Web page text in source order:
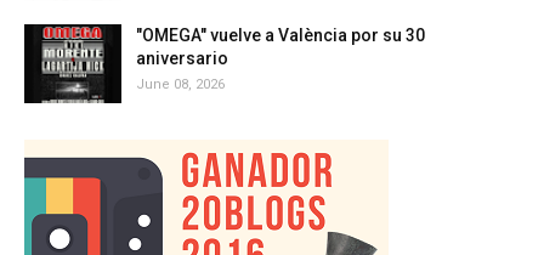
"OMEGA" vuelve a València por su 30
aniversario
June 08, 2026